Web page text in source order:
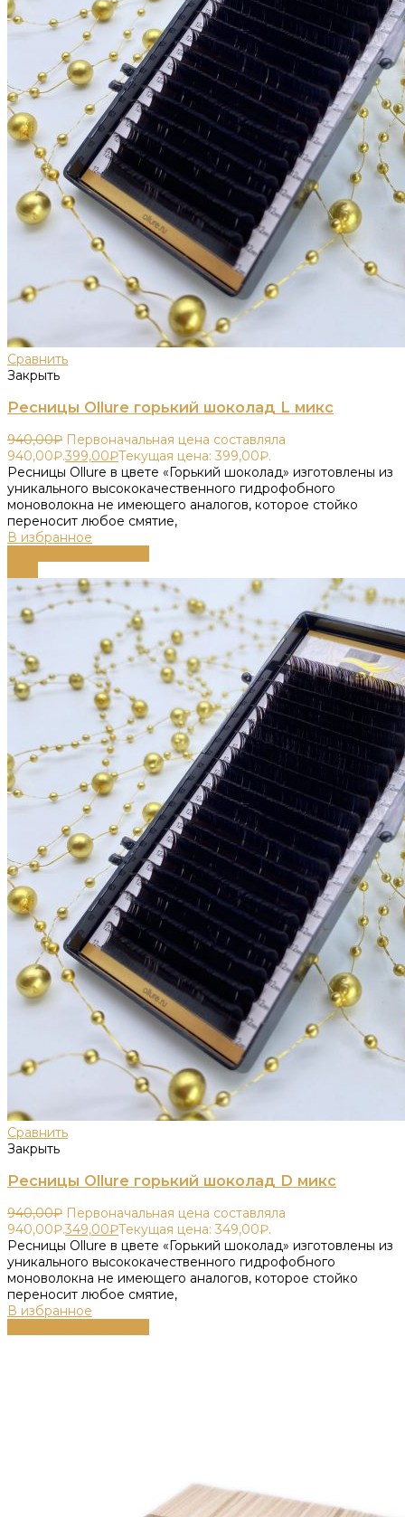
Сравнить
Закрыть
Ресницы Ollure горький шоколад L микс
940,00₽ Первоначальная цена составляла
940,00₽.399,00₽Текущая цена: 399,00₽.
Ресницы Ollure в цвете «Горький шоколад» изготовлены из
уникального высококачественного гидрофобного
моноволокна не имеющего аналогов, которое стойко
переносит любое смятие,
В избранное
Сравнить
Закрыть
Ресницы Ollure горький шоколад D микс
940,00₽ Первоначальная цена составляла
940,00₽.349,00₽Текущая цена: 349,00₽.
Ресницы Ollure в цвете «Горький шоколад» изготовлены из
уникального высококачественного гидрофобного
моноволокна не имеющего аналогов, которое стойко
переносит любое смятие,
В избранное